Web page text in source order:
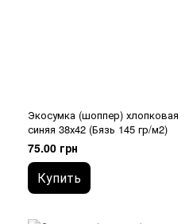
Экосумка (шоппер) хлопковая
синяя 38х42 (Бязь 145 гр/м2)
75.00 грн
Купить